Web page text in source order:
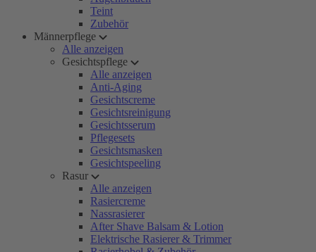
Teint
Zubehör
Männerpflege
Alle anzeigen
Gesichtspflege
Alle anzeigen
Anti-Aging
Gesichtscreme
Gesichtsreinigung
Gesichtsserum
Pflegesets
Gesichtsmasken
Gesichtspeeling
Rasur
Alle anzeigen
Rasiercreme
Nassrasierer
After Shave Balsam & Lotion
Elektrische Rasierer & Trimmer